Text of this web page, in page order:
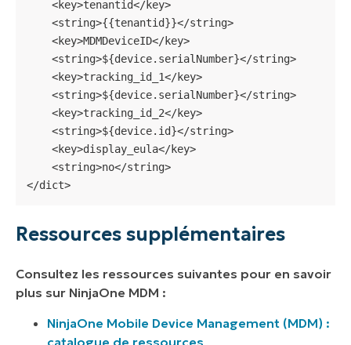
</dict>
Ressources supplémentaires
Consultez les ressources suivantes pour en savoir
plus sur NinjaOne MDM :
NinjaOne Mobile Device Management (MDM) :
catalogue de ressources